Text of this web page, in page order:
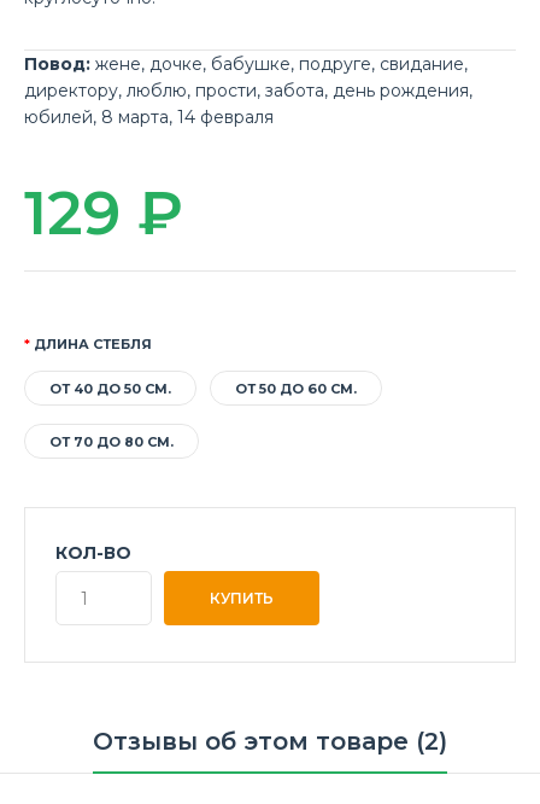
Повод: жене, дочке, бабушке, подруге, свидание,
директору, люблю, прости, забота, день рождения,
юбилей, 8 марта, 14 февраля
129 ₽
ДЛИНА СТЕБЛЯ
ОТ 40 ДО 50 СМ. ОТ 50 ДО 60 СМ.
ОТ 70 ДО 80 СМ.
КОЛ-ВО
Отзывы об этом товаре (2)